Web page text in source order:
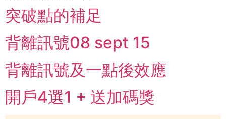
突破點的補足
背離訊號08 sept 15
背離訊號及一點後效應
開戶4選1 + 送加碼獎